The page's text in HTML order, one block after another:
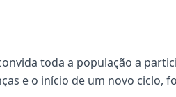
toda a população a
e o início de um novo